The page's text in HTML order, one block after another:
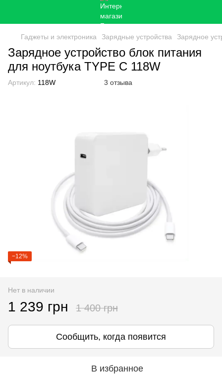
Гаджеты и электроника Зарядные устройства Зарядное
Зарядное устройство блок питания
для ноутбука TYPE C 118W
Артикул: 118W 3 отзыва
−12%
Нет в наличии
1 239 грн 1 400 грн
Сообщить, когда появится
В избранное